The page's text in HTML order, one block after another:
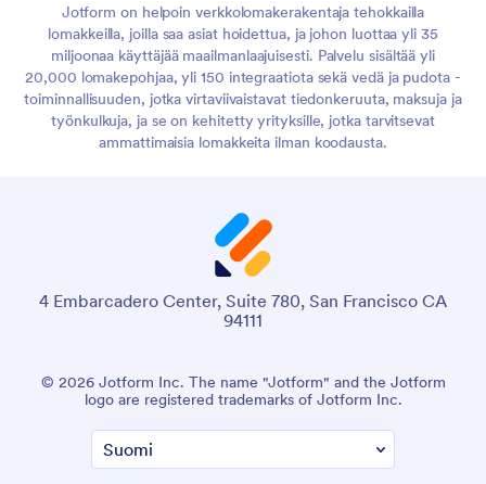
Jotform on helpoin verkkolomakerakentaja tehokkailla
lomakkeilla, joilla saa asiat hoidettua, ja johon luottaa yli 35
miljoonaa käyttäjää maailmanlaajuisesti. Palvelu sisältää yli
20,000 lomakepohjaa, yli 150 integraatiota sekä vedä ja pudota -
toiminnallisuuden, jotka virtaviivaistavat tiedonkeruuta, maksuja ja
työnkulkuja, ja se on kehitetty yrityksille, jotka tarvitsevat
ammattimaisia lomakkeita ilman koodausta.
4 Embarcadero Center, Suite 780, San Francisco CA
94111
© 2026 Jotform Inc. The name "Jotform" and the Jotform
logo are registered trademarks of Jotform Inc.